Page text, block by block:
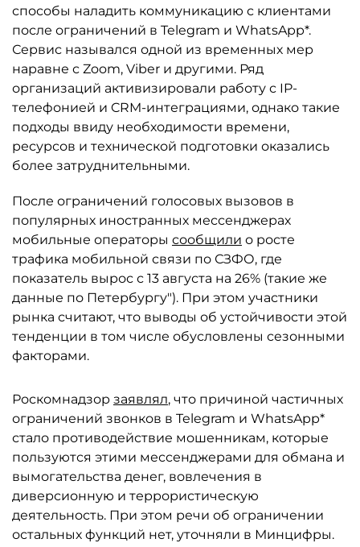
способы наладить коммуникацию с клиентами
после ограничений в Telegram и WhatsApp*.
Сервис назывался одной из временных мер
наравне с Zoom, Viber и другими. Ряд
организаций активизировали работу с IP-
телефонией и CRM-интеграциями, однако такие
подходы ввиду необходимости времени,
ресурсов и технической подготовки оказались
более затруднительными.
После ограничений голосовых вызовов в
популярных иностранных мессенджерах
мобильные операторы сообщили о росте
трафика мобильной связи по СЗФО, где
показатель вырос с 13 августа на 26% (такие же
данные по Петербургу"). При этом участники
рынка считают, что выводы об устойчивости этой
тенденции в том числе обусловлены сезонными
факторами.
Роскомнадзор заявлял, что причиной частичных
ограничений звонков в Telegram и WhatsApp*
стало противодействие мошенникам, которые
пользуются этими мессенджерами для обмана и
вымогательства денег, вовлечения в
диверсионную и террористическую
деятельность. При этом речи об ограничении
остальных функций нет, уточняли в Минцифры.